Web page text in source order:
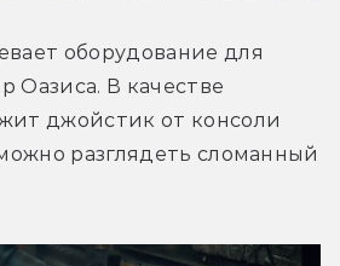
оборудование для
Оазиса. В качестве
джойстик от консоли
разглядеть сломанный